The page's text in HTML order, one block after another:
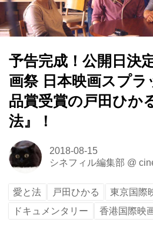
予告完成！公開日決
画祭 日本映画スプラ
品賞受賞の戸田ひか
法』！
2018-08-15
シネフィル編集部 @
愛と法 戸田ひかる
東京国際
ドキュメンタリー
香港国際映